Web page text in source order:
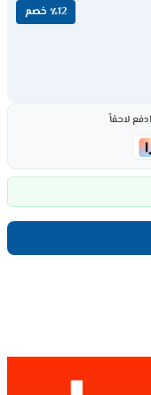
٪12 خصم
لاحقاً